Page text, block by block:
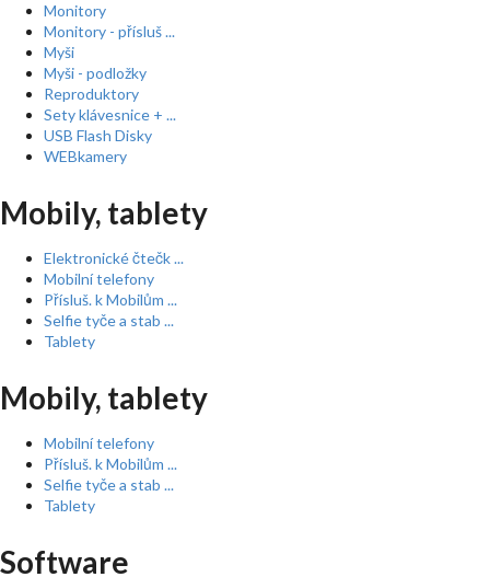
Monitory
Monitory - přísluš ...
Myši
Myši - podložky
Reproduktory
Sety klávesnice + ...
USB Flash Disky
WEBkamery
Mobily, tablety
Elektronické čtečk ...
Mobilní telefony
Přísluš. k Mobilům ...
Selfie tyče a stab ...
Tablety
Mobily, tablety
Mobilní telefony
Přísluš. k Mobilům ...
Selfie tyče a stab ...
Tablety
Software